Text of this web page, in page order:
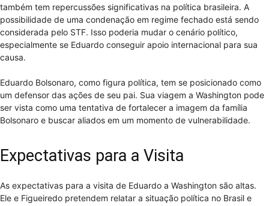
também tem repercussões significativas na política brasileira. A
possibilidade de uma condenação em regime fechado está sendo
considerada pelo STF. Isso poderia mudar o cenário político,
especialmente se Eduardo conseguir apoio internacional para sua
causa.
Eduardo Bolsonaro, como figura política, tem se posicionado como
um defensor das ações de seu pai. Sua viagem a Washington pode
ser vista como uma tentativa de fortalecer a imagem da família
Bolsonaro e buscar aliados em um momento de vulnerabilidade.
Expectativas para a Visita
As expectativas para a visita de Eduardo a Washington são altas.
Ele e Figueiredo pretendem relatar a situação política no Brasil e